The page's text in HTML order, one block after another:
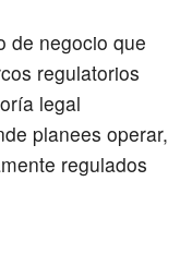
de negocio que
regulatorios
legal
planees operar,
regulados